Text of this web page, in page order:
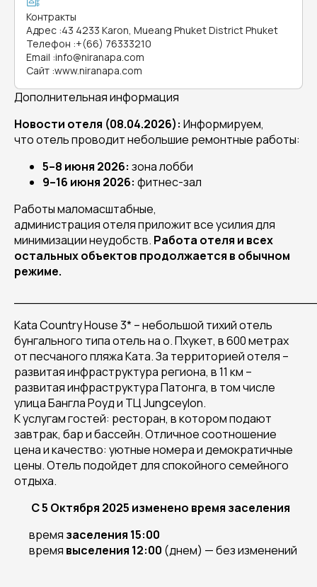
Контракты
Адрес :43 4233 Karon, Mueang Phuket District Phuket
Телефон :+(66) 76333210
Email :info@niranapa.com
Сайт :www.niranapa.com
Дополнительная информация
Новости отеля (08.04.2026): Информируем,
что отель проводит небольшие ремонтные работы:
5–8 июня 2026: зона лобби
9–16 июня 2026: фитнес-зал
Работы маломасштабные,
администрация отеля приложит все усилия для
минимизации неудобств. Работа отеля и всех
остальных объектов продолжается в обычном
режиме.
Kata Country House 3* – небольшой тихий отель
бунгального типа отель на о. Пхукет, в 600 метрах
от песчаного пляжа Ката. За территорией отеля –
развитая инфраструктура региона, в 11 км –
развитая инфраструктура Патонга, в том числе
улица Бангла Роуд и ТЦ Jungceylon.
К услугам гостей: ресторан, в котором подают
завтрак, бар и бассейн. Отличное соотношение
цена и качество: уютные номера и демократичные
цены. Отель подойдет для спокойного семейного
отдыха.
С 5 Октября 2025 изменено время заселения
время заселения 15:00
время выселения 12:00 (днем) — без изменений